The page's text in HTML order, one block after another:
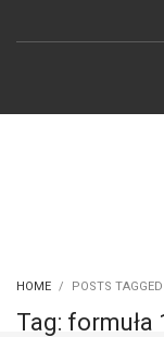
HOME POSTS
Tag: formuła